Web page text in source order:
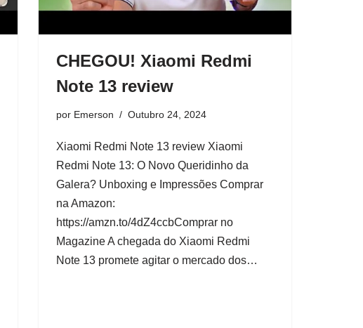
CHEGOU! Xiaomi Redmi
Note 13 review
por Emerson Outubro 24, 2024
Xiaomi Redmi Note 13 review Xiaomi
Redmi Note 13: O Novo Queridinho da
Galera? Unboxing e Impressões Comprar
na Amazon:
https://amzn.to/4dZ4ccbComprar no
Magazine A chegada do Xiaomi Redmi
Note 13 promete agitar o mercado dos…